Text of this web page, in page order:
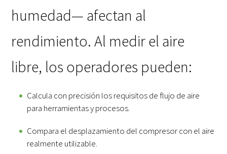
humedad— afectan al
rendimiento. Al medir el aire
libre, los operadores pueden:
Calcula con precisión los requisitos de flujo de aire
para herramientas y procesos.
Compara el desplazamiento del compresor con el aire
realmente utilizable.